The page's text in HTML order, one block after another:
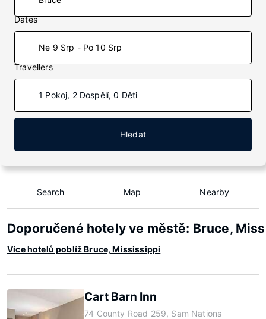
Dates
Ne 9 Srp - Po 10 Srp
Travellers
1 Pokoj, 2 Dospělí, 0 Děti
Hledat
Search Map Nearby
Doporučené hotely ve městě: Bruce,
Více hotelů poblíž Bruce, Mississippi
Cart Barn Inn
74 County Road 259, Sam Nations